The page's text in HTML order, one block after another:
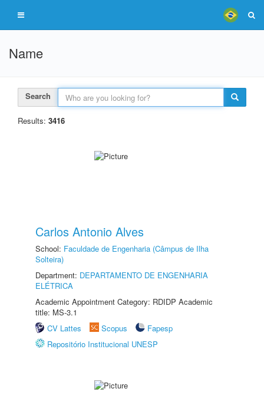
Name
Search
Results: 3416
Carlos Antonio Alves
School: Faculdade de Engenharia (Câmpus de Ilha
Solteira)
Department: DEPARTAMENTO DE ENGENHARIA
ELÉTRICA
Academic Appointment Category: RDIDP Academic
title: MS-3.1
CV Lattes
Scopus
Fapesp
Repositório Institucional UNESP